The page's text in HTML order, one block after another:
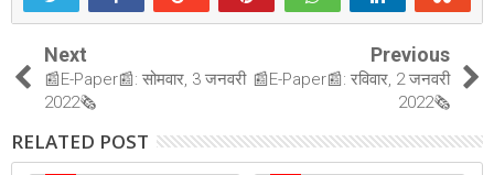
Next
📰E-Paper📰: सोमवार, 3 जनवरी
2022🗞
Previous
📰E-Paper📰: रविवार, 2 जनवरी
2022🗞
RELATED POST